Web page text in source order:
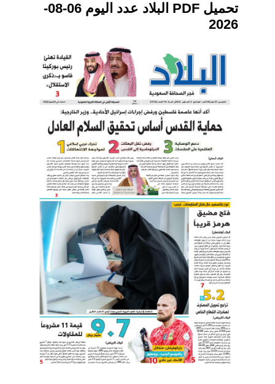
تحميل PDF البلاد عدد اليوم 06-08-
2026